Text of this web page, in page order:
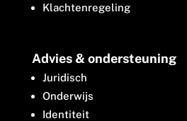
Klachtenregeling
Advies & ondersteuning
Juridisch
Onderwijs
Identiteit